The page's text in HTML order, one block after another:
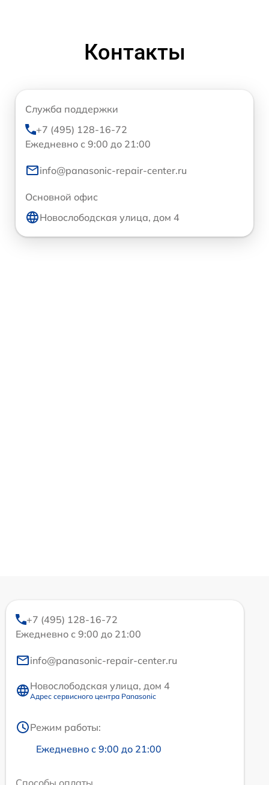
Контакты
Служба поддержки
+7 (495) 128-16-72
Ежедневно с 9:00 до 21:00
info@panasonic-repair-center.ru
Основной офис
Новослободская улица, дом 4
+7 (495) 128-16-72
Ежедневно с 9:00 до 21:00
info@panasonic-repair-center.ru
Новослободская улица, дом 4
Адрес сервисного центра Panasonic
Режим работы:
Ежедневно с 9:00 до 21:00